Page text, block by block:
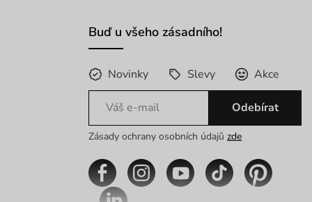
Buď u všeho zásadního!
Novinky Slevy Akce
Odebírat
Zásady ochrany osobních údajů zde